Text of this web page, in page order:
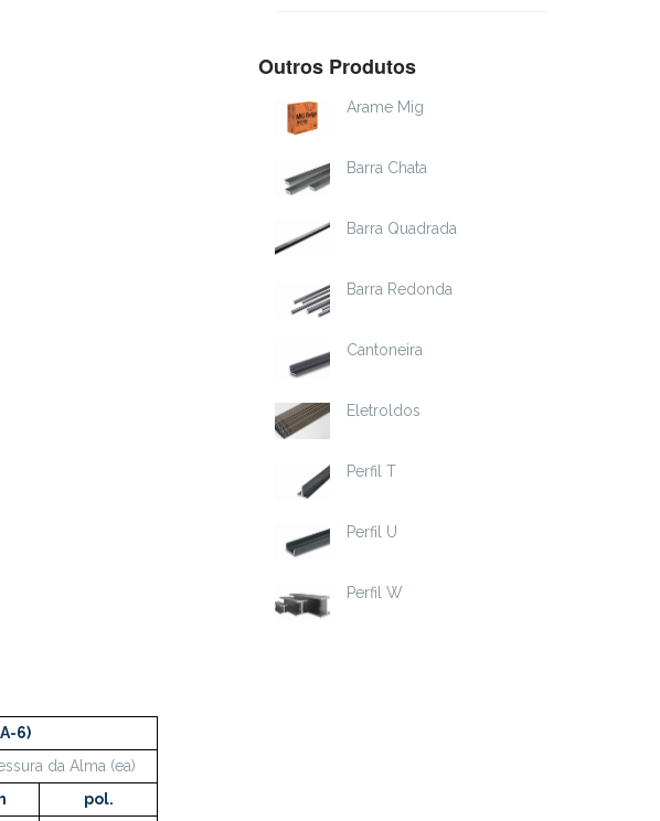
6)
da Alma (ea)
pol.
Outros Produtos
Arame Mig
Barra Chata
Barra Quadrada
Barra Redonda
Cantoneira
Eletroldos
Perfil T
Perfil U
Perfil W